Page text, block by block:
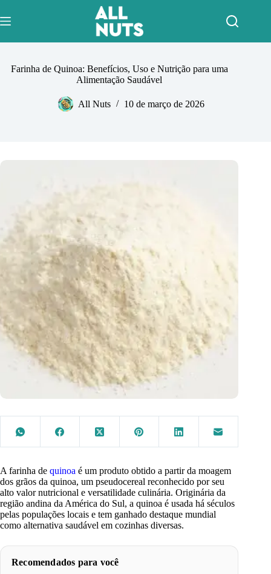
para
o
Farinha de Quinoa: Benefícios, Uso e Nutrição para uma
Alimentação Saudável
All Nuts 10 de março de 2026
A farinha de quinoa é um produto obtido a partir da moagem
dos grãos da quinoa, um pseudocereal reconhecido por seu
alto valor nutricional e versatilidade culinária. Originária da
região andina da América do Sul, a quinoa é usada há séculos
pelas populações locais e tem ganhado destaque mundial
como alternativa saudável em cozinhas diversas.
Recomendados para você